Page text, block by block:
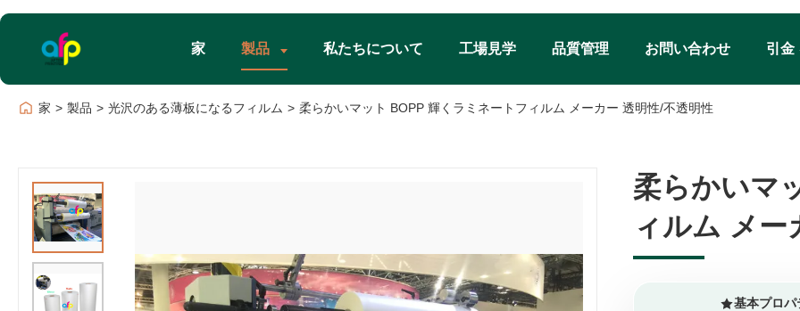
家 製品 私たちについて 工場見学 品質管理 お問い合わせ 引金
家 > 製品 > 光沢のある薄板になるフィルム > 柔らかいマット BOPP 輝くラミネートフィルム メーカー 透明性/不透明性
柔らかいマ
ィルム メー
柔らかいマ
ィルム メー
基本プロパ